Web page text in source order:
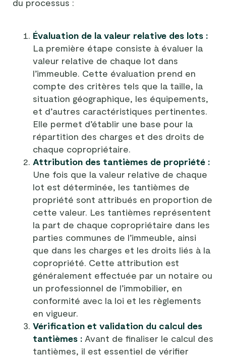
du processus :
Évaluation de la valeur relative des lots :
La première étape consiste à évaluer la
valeur relative de chaque lot dans
l’immeuble. Cette évaluation prend en
compte des critères tels que la taille, la
situation géographique, les équipements,
et d’autres caractéristiques pertinentes.
Elle permet d’établir une base pour la
répartition des charges et des droits de
chaque copropriétaire.
Attribution des tantièmes de propriété :
Une fois que la valeur relative de chaque
lot est déterminée, les tantièmes de
propriété sont attribués en proportion de
cette valeur. Les tantièmes représentent
la part de chaque copropriétaire dans les
parties communes de l’immeuble, ainsi
que dans les charges et les droits liés à la
copropriété. Cette attribution est
généralement effectuée par un notaire ou
un professionnel de l’immobilier, en
conformité avec la loi et les règlements
en vigueur.
Vérification et validation du calcul des
tantièmes : Avant de finaliser le calcul des
tantièmes, il est essentiel de vérifier